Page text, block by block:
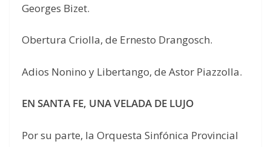
Georges Bizet.
Obertura Criolla, de Ernesto Drangosch.
Adios Nonino y Libertango, de Astor Piazzolla.
EN SANTA FE, UNA VELADA DE LUJO
Por su parte, la Orquesta Sinfónica Provincial